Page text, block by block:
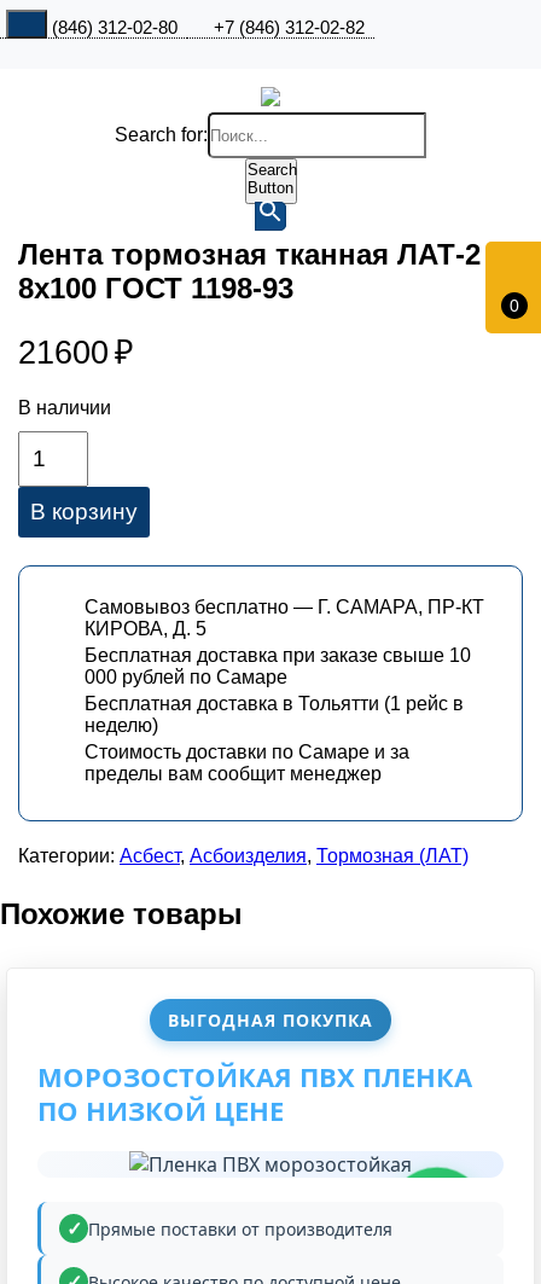
+7 (846) 312-02-80 +7 (846) 312-02-82
0
Search for:
Search
Button
ВЫГОДНАЯ ПОКУПКА
МОРОЗОСТОЙКАЯ ПВХ ПЛЕНКА
ПО НИЗКОЙ ЦЕНЕ
Прямые поставки от производителя
Лента тормозная тканная ЛАТ-2
8х100 ГОСТ 1198-93
21600 ₽
В наличии
В корзину
Самовывоз бесплатно — Г. САМАРА, ПР-КТ
КИРОВА, Д. 5
Бесплатная доставка при заказе свыше 10
000 рублей по Самаре
Бесплатная доставка в Тольятти (1 рейс в
неделю)
Стоимость доставки по Самаре и за
пределы вам сообщит менеджер
Категории: Асбест, Асбоизделия, Тормозная (ЛАТ)
Похожие товары